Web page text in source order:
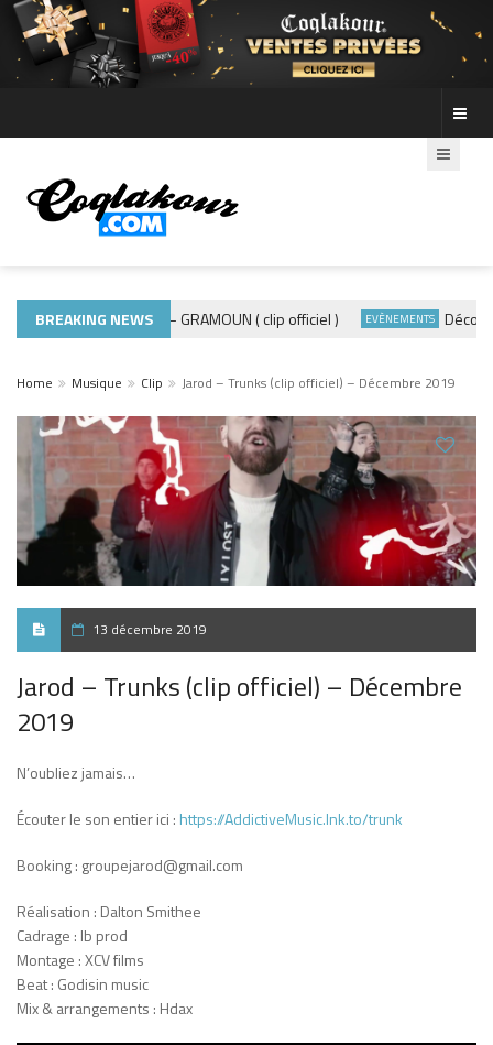
BREAKING NEWS
MUSIQUE 974 ADE440 – GRAMOUN ( clip officiel ) EVÈNEMENTS Découvre
Home Musique Clip Jarod – Trunks (clip officiel) – Décembre 2019
13 décembre 2019
Jarod – Trunks (clip officiel) – Décembre
2019
N’oubliez jamais…
Écouter le son entier ici : https://AddictiveMusic.lnk.to/trunk
Booking : groupejarod@gmail.com
Réalisation : Dalton Smithee
Cadrage : Ib prod
Montage : XCV films
Beat : Godisin music
Mix & arrangements : Hdax